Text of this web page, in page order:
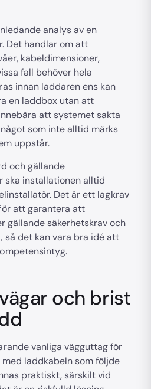
analys av en
Det handlar om att
kabeldimensioner,
fall behöver hela
innan laddaren ens kan
en laddbox utan att
att systemet sakta
som inte alltid märks
uppstår.
och gällande
ska installationen alltid
Det är ett lagkrav
att garantera att
gällande säkerhetskrav och
så det kan vara bra idé att
och brist
vanliga vägguttag för
laddkabeln som följde
praktiskt, särskilt vid